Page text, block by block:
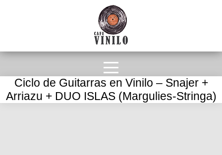
Ciclo de Guitarras en Vinilo – Snajer +
Arriazu + DUO ISLAS (Margulies-Stringa)